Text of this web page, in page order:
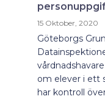
15 Oktober, 2020
Göteborgs
om elever i ett
har kontroll